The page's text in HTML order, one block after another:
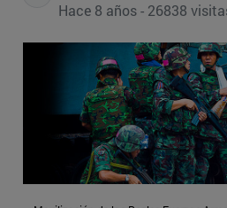
Hace 8 años - 26838